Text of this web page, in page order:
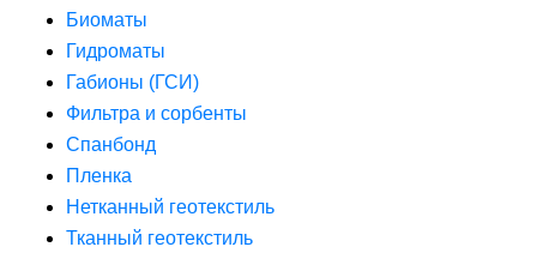
Биоматы
Гидроматы
Габионы (ГСИ)
Фильтра и сорбенты
Спанбонд
Пленка
Нетканный геотекстиль
Тканный геотекстиль